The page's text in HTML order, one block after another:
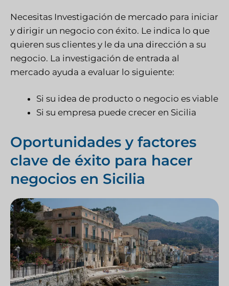
Necesitas Investigación de mercado para iniciar
y dirigir un negocio con éxito. Le indica lo que
quieren sus clientes y le da una dirección a su
negocio. La investigación de entrada al
mercado ayuda a evaluar lo siguiente:
Si su idea de producto o negocio es viable
Si su empresa puede crecer en Sicilia
Oportunidades y factores
clave de éxito para hacer
negocios en Sicilia